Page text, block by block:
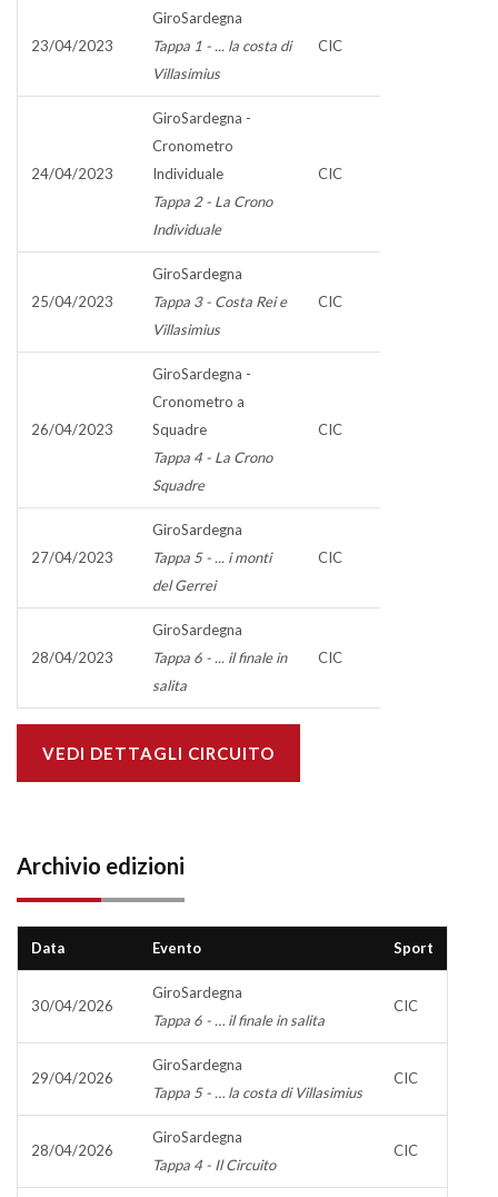
23/04/2023
GiroSardegna
Tappa 1 - ... la costa di
Villasimius
CIC
24/04/2023
GiroSardegna -
Cronometro
Individuale
Tappa 2 - La Crono
Individuale
CIC
25/04/2023
GiroSardegna
Tappa 3 - Costa Rei e
Villasimius
CIC
26/04/2023
GiroSardegna -
Cronometro a
Squadre
Tappa 4 - La Crono
Squadre
CIC
27/04/2023
GiroSardegna
Tappa 5 - ... i monti
del Gerrei
CIC
28/04/2023
GiroSardegna
Tappa 6 - ... il finale in
salita
CIC
VEDI DETTAGLI CIRCUITO
Archivio edizioni
Data Evento Sport
30/04/2026
GiroSardegna
Tappa 6 - … il finale in salita
CIC
29/04/2026
GiroSardegna
Tappa 5 - … la costa di Villasimius
CIC
28/04/2026
GiroSardegna
Tappa 4 - Il Circuito
CIC